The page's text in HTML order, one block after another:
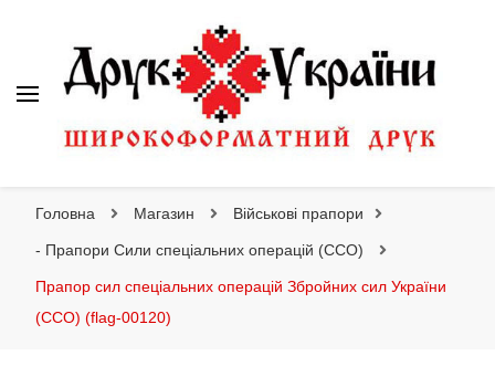
Головна Магазин Військові прапори
- Прапори Сили спеціальних операцій (ССО)
Прапор сил спеціальних операцій Збройних сил України
(ССО) (flag-00120)